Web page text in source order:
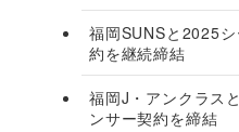
福岡SUNSと2025
約を継続締結
福岡J・アンクラス
ンサー契約を締結